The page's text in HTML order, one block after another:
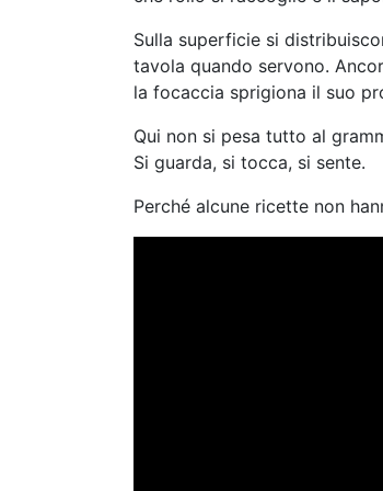
Sulla superficie si
tavola quando servono.
la focaccia sprigiona il suo
Qui non si pesa tutto al
Si guarda, si tocca, si sente.
Perché alcune ricette non